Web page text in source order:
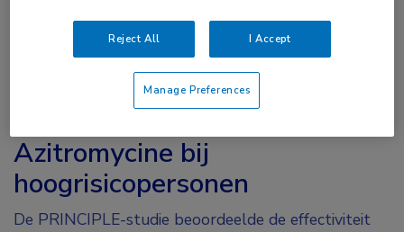
ontstekingsremmende eigenschappen en wordt
gebruikt bij de behandeling van COVID-19. Er
ontbreekt echter bewijs uit gerandomiseerde studies
in de algemene bevolking.
Azitromycine bij
hoogrisicopersonen
De PRINCIPLE-studie beoordeelde de effectiviteit
Reject All I Accept
Manage Preferences